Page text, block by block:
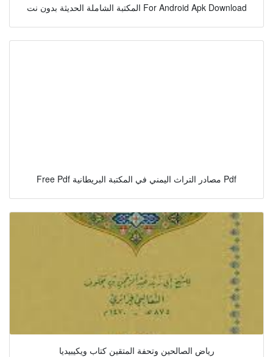
المكتبة الشاملة الحديثة بدون نت For Android Apk Download
Free Pdf مصادر التراث اليمني في المكتبة البريطانية Pdf
رياض الصالحين وتحفة المتقين كتاب ويكيبيديا